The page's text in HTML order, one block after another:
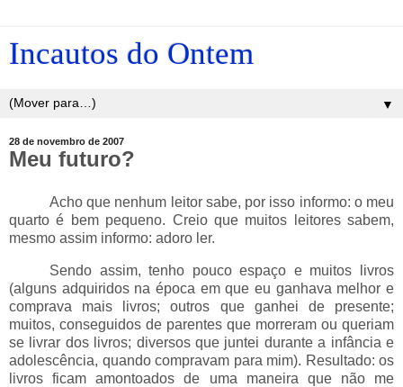
Incautos do Ontem
▼
28 de novembro de 2007
Meu futuro?
Acho que nenhum leitor sabe, por isso informo: o meu
quarto é bem pequeno. Creio que muitos leitores sabem,
mesmo assim informo: adoro ler.
Sendo assim, tenho pouco espaço e muitos livros
(alguns adquiridos na época em que eu ganhava melhor e
comprava mais livros; outros que ganhei de presente;
muitos, conseguidos de parentes que morreram ou queriam
se livrar dos livros; diversos que juntei durante a infância e
adolescência, quando compravam para mim). Resultado: os
livros ficam amontoados de uma maneira que não me